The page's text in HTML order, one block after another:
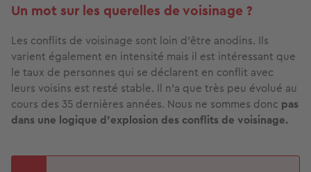
Un mot sur les querelles de voisinage ?
Les conflits de voisinage sont loin d'être anodins. Ils
varient également en intensité mais il est intéressant que
le taux de personnes qui se déclarent en conflit avec
leurs voisins est resté stable. Il n’a que très peu évolué au
cours des 35 dernières années. Nous ne sommes donc pas
dans une logique d'explosion des conflits de voisinage.